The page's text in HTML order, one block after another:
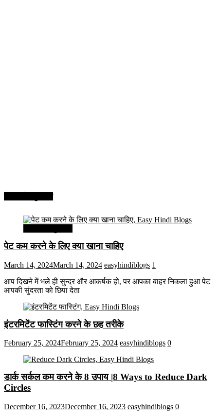
पेट कम करने के लिए क्या खाना चाहिए
March 14, 2024March 14, 2024 easyhindiblogs 1
आप दिखने में भले ही सुन्दर और आकर्षक हो, पर आपका बाहर निकला हुआ पेट
आपकी सुंदरता को छिपा देता
इंटरमिटेंट फास्टिंग करने के छह तरीके
February 25, 2024February 25, 2024 easyhindiblogs 0
डार्क सर्कल कम करने के 8 उपाय |8 Ways to Reduce Dark
Circles
December 16, 2023December 16, 2023 easyhindiblogs 0